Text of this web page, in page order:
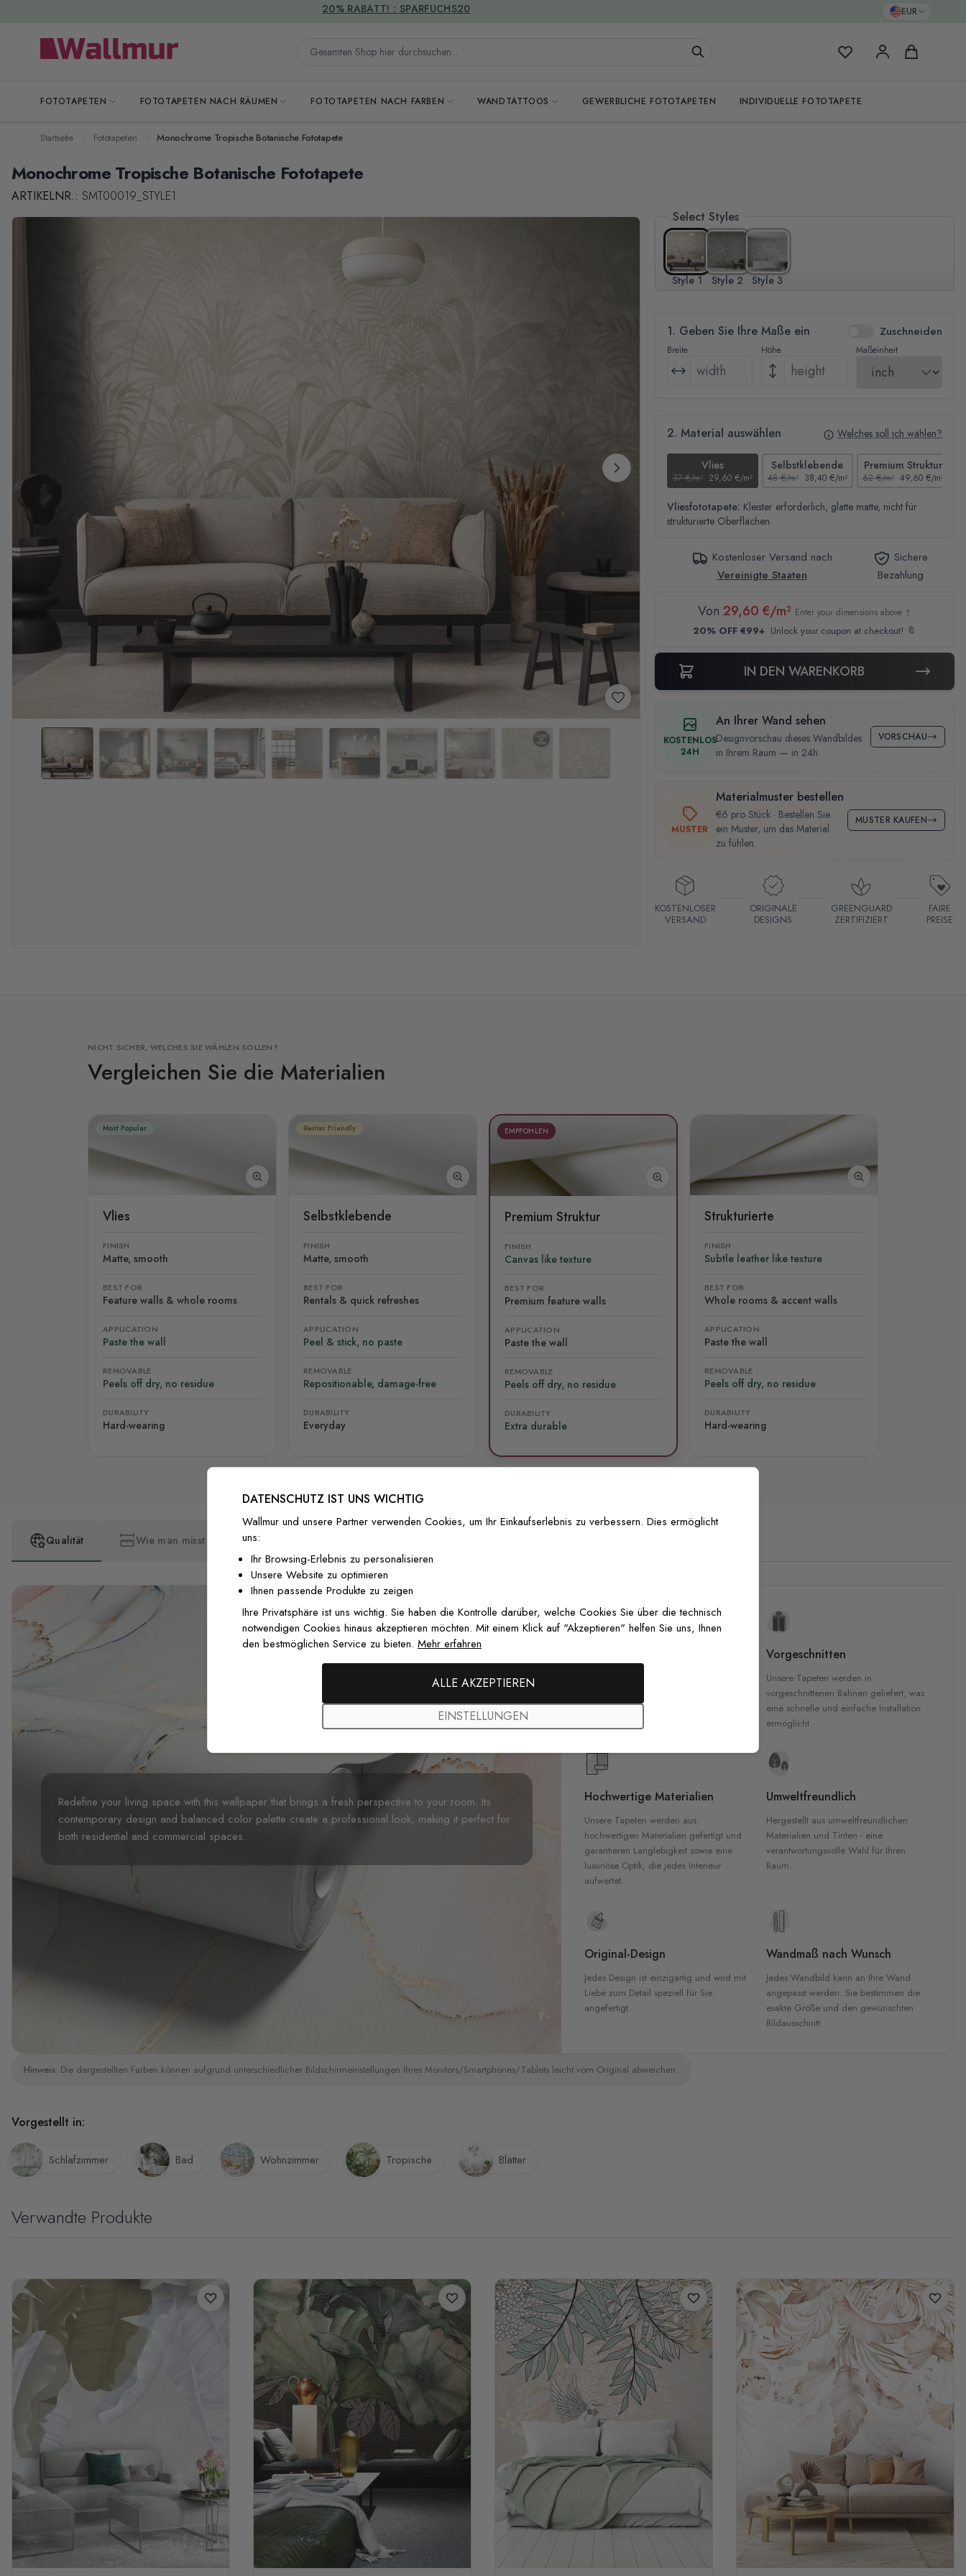
EUR
Gesamten Shop hier durchsuchen... Meine FavoritenWarenkorb
FOTOTAPETEN FOTOTAPETEN NACH RÄUMEN FOTOTAPETEN NACH FARBEN WANDTATTOOS GEWERBLICHE FOTOTAPETEN INDIVIDUELLE FOTOTAPETE
VERSANDKOSTENFREI
Startseite Fototapeten Monochrome Tropische Botanische Fototapete
Monochrome Tropische Botanische Fototapete
ARTIKELNR.: SMT00019_STYLE1
Select Styles
Style 1 Style 2 Style 3
1. Geben Sie Ihre Maße ein Zuschneiden
Breite Höhe Maßeinheit
2. Material auswählen Welches soll ich wählen?
Vlies
37 €/m² 29,60 €/m²
Selbstklebende
48 €/m² 38,40 €/m²
Premium Struktur
62 €/m² 49,60 €/m²
Vliesfototapete: Kleister erforderlich, glatte matte, nicht für
strukturierte Oberflächen
Kostenloser Versand nach
Vereinigte Staaten
Sichere
Bezahlung
Von 29,60 €/m² Enter your dimensions above ↑
20% OFF €99+ Unlock your coupon at checkout! 🔖
IN DEN WARENKORB
KOSTENLOS
24H
An Ihrer Wand sehen
Designvorschau dieses Wandbildes
in Ihrem Raum — in 24h.
VORSCHAU
MUSTER
Materialmuster bestellen
€6 pro Stück · Bestellen Sie
ein Muster, um das Material
zu fühlen.
MUSTER KAUFEN
KOSTENLOSER
VERSAND
ORIGINALE
DESIGNS
GREENGUARD
ZERTIFIZIERT
FAIRE
PREISE
NICHT SICHER, WELCHES SIE WÄHLEN SOLLEN?
Vergleichen Sie die Materialien
Most Popular
Vlies
FINISH
Matte, smooth
BEST FOR
Feature walls & whole rooms
APPLICATION
Paste the wall
REMOVABLE
Peels off dry, no residue
DURABILITY
Hard-wearing
Renter Friendly
Selbstklebende
FINISH
Matte, smooth
BEST FOR
Rentals & quick refreshes
APPLICATION
Peel & stick, no paste
REMOVABLE
Repositionable, damage-free
DURABILITY
Everyday
EMPFOHLEN
Premium Struktur
FINISH
Canvas like texture
BEST FOR
Premium feature walls
APPLICATION
Paste the wall
REMOVABLE
Peels off dry, no residue
DURABILITY
Extra durable
Strukturierte
FINISH
Subtle leather like texture
BEST FOR
Whole rooms & accent walls
APPLICATION
Paste the wall
REMOVABLE
Peels off dry, no residue
DURABILITY
Hard-wearing
Qualität Wie man misst Wie man installiert
Redefine your living space with this wallpaper that brings a fresh perspective to your room. Its
contemporary design and balanced color palette create a professional look, making it perfect for
both residential and commercial spaces.
zertifizierten Tinten für garantierte
Vorgeschnitten
Unsere Tapeten werden in
vorgeschnittenen Bahnen geliefert, was
eine schnelle und einfache Installation
ermöglicht.
Hochwertige Materialien
Unsere Tapeten werden aus
hochwertigen Materialien gefertigt und
garantieren Langlebigkeit sowie eine
luxuriöse Optik, die jedes Interieur
aufwertet.
Umweltfreundlich
Hergestellt aus umweltfreundlichen
Materialien und Tinten - eine
verantwortungsvolle Wahl für Ihren
Raum.
Original-Design
Jedes Design ist einzigartig und wird mit
Liebe zum Detail speziell für Sie
angefertigt.
Wandmaß nach Wunsch
Jedes Wandbild kann an Ihre Wand
angepasst werden. Sie bestimmen die
exakte Größe und den gewünschten
Bildausschnitt.
Hinweis: Die dargestellten Farben können aufgrund unterschiedlicher Bildschirmeinstellungen Ihres Monitors/Smartphones/Tablets leicht vom Original abweichen.
Vorgestellt in:
Schlafzimmer Bad Wohnzimmer Tropische Blätter
Verwandte Produkte
DATENSCHUTZ IST UNS WICHTIG
Wallmur und unsere Partner verwenden Cookies, um Ihr Einkaufserlebnis zu verbessern. Dies ermöglicht
uns:
Ihr Browsing-Erlebnis zu personalisieren
Unsere Website zu optimieren
Ihnen passende Produkte zu zeigen
Ihre Privatsphäre ist uns wichtig. Sie haben die Kontrolle darüber, welche Cookies Sie über die technisch
notwendigen Cookies hinaus akzeptieren möchten. Mit einem Klick auf "Akzeptieren" helfen Sie uns, Ihnen
den bestmöglichen Service zu bieten. Mehr erfahren
ALLE AKZEPTIEREN
EINSTELLUNGEN